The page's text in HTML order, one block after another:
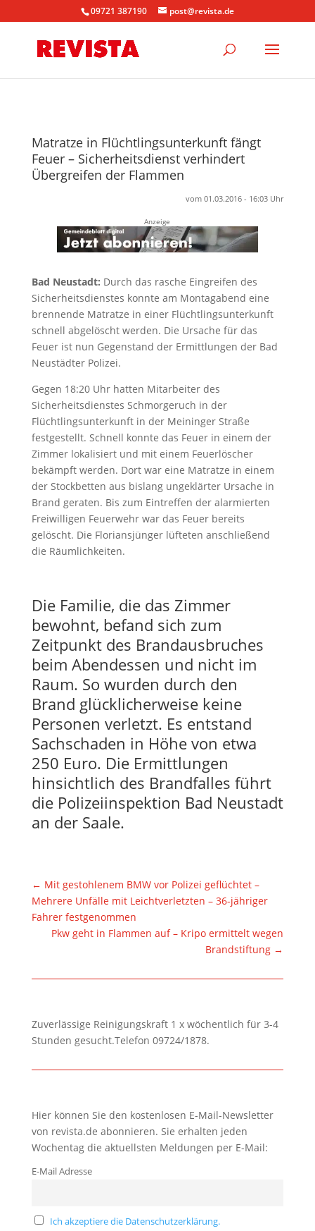
09721 387190 post@revista.de
Matratze in Flüchtlingsunterkunft fängt
Feuer – Sicherheitsdienst verhindert
Übergreifen der Flammen
vom 01.03.2016 - 16:03 Uhr
Anzeige
Bad Neustadt: Durch das rasche Eingreifen des
Sicherheitsdienstes konnte am Montagabend eine
brennende Matratze in einer Flüchtlingsunterkunft
schnell abgelöscht werden. Die Ursache für das
Feuer ist nun Gegenstand der Ermittlungen der Bad
Neustädter Polizei.
Gegen 18:20 Uhr hatten Mitarbeiter des
Sicherheitsdienstes Schmorgeruch in der
Flüchtlingsunterkunft in der Meininger Straße
festgestellt. Schnell konnte das Feuer in einem der
Zimmer lokalisiert und mit einem Feuerlöscher
bekämpft werden. Dort war eine Matratze in einem
der Stockbetten aus bislang ungeklärter Ursache in
Brand geraten. Bis zum Eintreffen der alarmierten
Freiwilligen Feuerwehr war das Feuer bereits
gelöscht. Die Floriansjünger lüfteten anschließend
die Räumlichkeiten.
Die Familie, die das Zimmer
bewohnt, befand sich zum
Zeitpunkt des Brandausbruches
beim Abendessen und nicht im
Raum. So wurden durch den
Brand glücklicherweise keine
Personen verletzt. Es entstand
Sachschaden in Höhe von etwa
250 Euro. Die Ermittlungen
hinsichtlich des Brandfalles führt
die Polizeiinspektion Bad Neustadt
an der Saale.
← Mit gestohlenem BMW vor Polizei geflüchtet –
Mehrere Unfälle mit Leichtverletzten – 36-jähriger
Fahrer festgenommen
Pkw geht in Flammen auf – Kripo ermittelt wegen
Brandstiftung →
Zuverlässige Reinigungskraft 1 x wöchentlich für 3-4
Stunden gesucht.Telefon 09724/1878.
Hier können Sie den kostenlosen E-Mail-Newsletter
von revista.de abonnieren. Sie erhalten jeden
Wochentag die aktuellsten Meldungen per E-Mail:
E-Mail Adresse
Ich akzeptiere die Datenschutzerklärung.